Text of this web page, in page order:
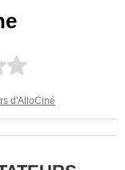
d'AlloCiné